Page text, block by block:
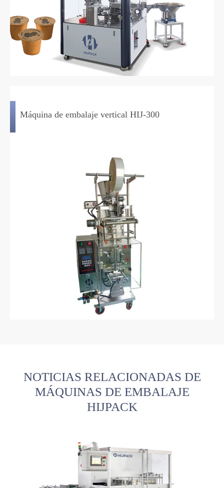
Máquina de embalaje vertical HIJ-300
NOTICIAS RELACIONADAS DE
MÁQUINAS DE EMBALAJE
HIJPACK